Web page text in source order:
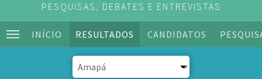
PESQUISAS, DEBATES E ENTREVISTAS
INÍCIO RESULTADOS CANDIDATOS